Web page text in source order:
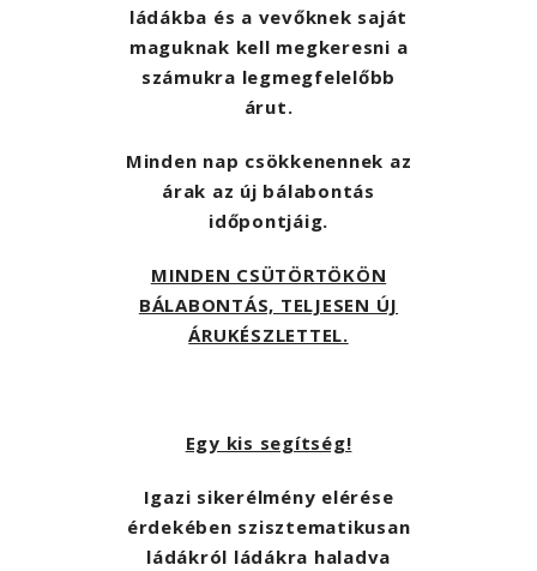
ládákba és a vevőknek saját
maguknak kell megkeresni a
számukra legmegfelelőbb
árut.
Minden nap csökkenennek az
árak az új bálabontás
időpontjáig.
MINDEN CSÜTÖRTÖKÖN
BÁLABONTÁS, TELJESEN ÚJ
ÁRUKÉSZLETTEL.
Egy kis segítség!
Igazi sikerélmény elérése
érdekében szisztematikusan
ládákról ládákra haladva